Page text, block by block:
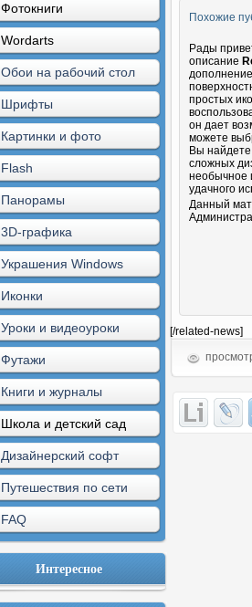
Фотокниги
Wordarts
Обои на рабочий стол
Шрифты
Картинки и фото
Flash
Панорамы
3D-графика
Украшения Windows
Иконки
Уроки и видеоуроки
Футажи
Книги и журналы
Школа и детский сад
Дизайнерский софт
Путешествия по сети
FAQ
Интересное
Похожие
Рады
описание
простых
он дает
можете
Вы
сложных
необычное
удачного
Данный
[/related-news]